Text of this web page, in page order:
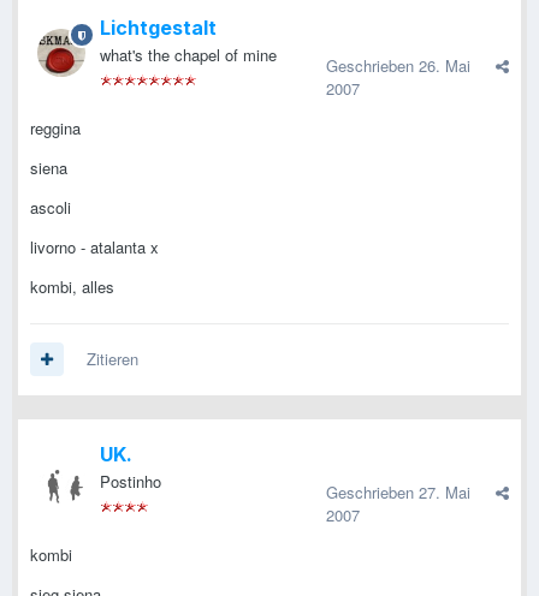
Lichtgestalt
what's the chapel of mine Geschrieben 26. Mai
2007
reggina
siena
ascoli
livorno - atalanta x
kombi, alles
Zitieren
UK.
Postinho Geschrieben 27. Mai
2007
kombi